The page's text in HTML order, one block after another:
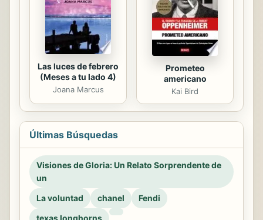
Las luces de febrero
(Meses a tu lado 4)
Joana Marcus
Prometeo
americano
Kai Bird
Últimas Búsquedas
Visiones de Gloria: Un Relato Sorprendente de
un
La voluntad
chanel
Fendi
texas longhorns